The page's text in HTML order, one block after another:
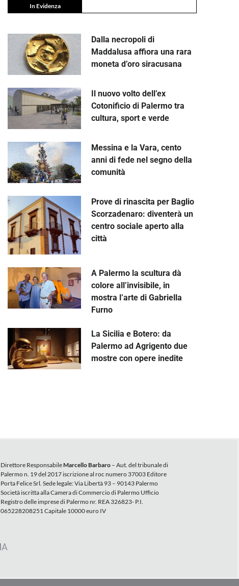
In Evidenza
Dalla necropoli di
Maddalusa affiora una rara
moneta d’oro siracusana
Il nuovo volto dell’ex
Cotonificio di Palermo tra
cultura, sport e verde
Messina e la Vara, cento
anni di fede nel segno della
comunità
Prove di rinascita per Baglio
Scorzadenaro: diventerà un
centro sociale aperto alla
città
A Palermo la scultura dà
colore all’invisibile, in
mostra l’arte di Gabriella
Furno
La Sicilia e Botero: da
Palermo ad Agrigento due
mostre con opere inedite
Direttore ResponsabileMarcello Barbaro– Aut. del tribunale di
Palermo n. 19 del 2017 iscrizione al roc numero 37003 Editore
Porta Felice Srl. Sede legale: Via Libertà 93 – 90143 Palermo
Società iscritta alla Camera di Commercio di Palermo Ufficio
Registro delle imprese di Palermo nr. REA 326823- P.I.
065228208251 Capitale 10000 euro IV